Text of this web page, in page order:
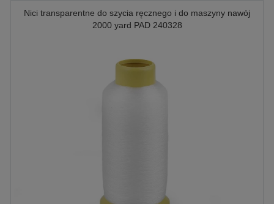
Nici transparentne do szycia ręcznego i do maszyny nawój
2000 yard PAD 240328